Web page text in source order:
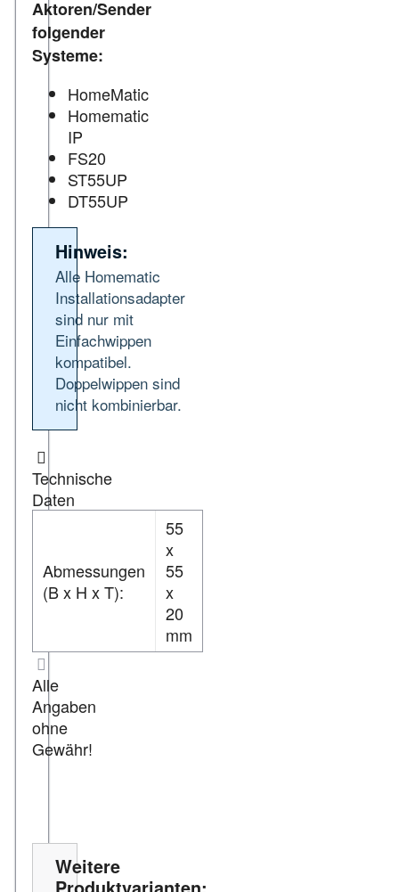
Aktoren/Sender
folgender
Systeme:
HomeMatic
Homematic
IP
FS20
ST55UP
DT55UP
Hinweis:
Alle Homematic
Installationsadapter
sind nur mit
Einfachwippen
kompatibel.
Doppelwippen sind
nicht kombinierbar.
Technische
Daten
Abmessungen
(B x H x T):
55
x
55
x
20
mm
Alle
Angaben
ohne
Gewähr!
Weitere